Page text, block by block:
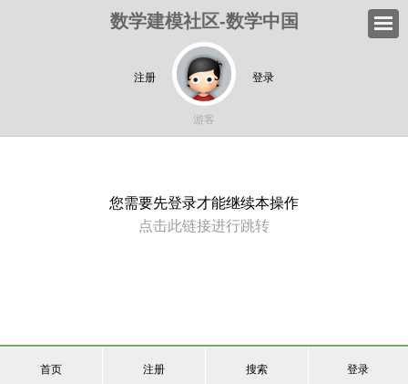
数学建模社区-数学中国
注册 登录
游客
您需要先登录才能继续本操作
点击此链接进行跳转
首页 注册 搜索 登录